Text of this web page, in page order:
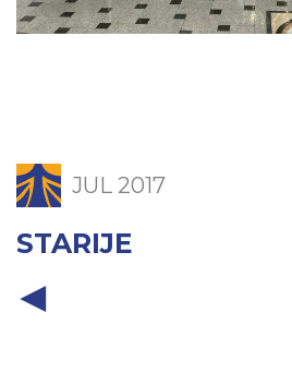
JUL 2017
STARIJE